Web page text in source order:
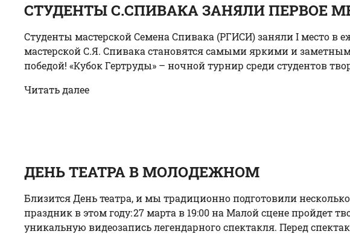
СТУДЕНТЫ С.СПИВАКА ЗАНЯЛИ ПЕРВОЕ
Студенты мастерской Семена Спивака (РГИСИ) заняли I место в
мастерской С.Я. Спивака становятся самыми яркими и
победой! «Кубок Гертруды» – ночной турнир среди студентов
Читать далее
ДЕНЬ ТЕАТРА В МОЛОДЕЖНОМ
Близится День театра, и мы традиционно подготовили
праздник в этом году: 27 марта в 19:00 на Малой сцене пройдет
уникальную видеозапись легендарного спектакля. Перед